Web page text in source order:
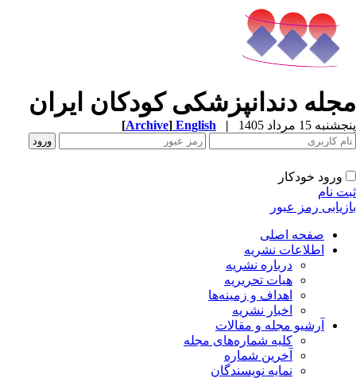
دندانپزشکی کودکان ایران
15 مرداد 1405 |
English
[Archive]
ورود خودکار
نام
رمز عبور
صفحه اصلی
اطلاعات نشریه
درباره نشریه
هیات تحریریه
اهداف و زمینه‌ها
اخبار نشریه
آرشیو مجله و مقالات
کلیه شماره‌های مجله
آخرین شماره
نمایه نویسندگان